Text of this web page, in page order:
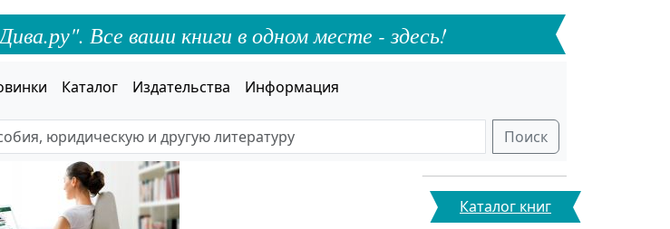
Все ваши книги в одном месте - здесь!
Каталог Издательства Информация
Поиск
Каталог книг